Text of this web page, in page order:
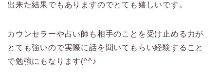
出来た結果でもありますのでとても嬉しいです。
カウンセラーや占い師も相手のことを受け止める力が
とても強いので実際に話を聞いてもらい経験すること
で勉強にもなります(^^♪